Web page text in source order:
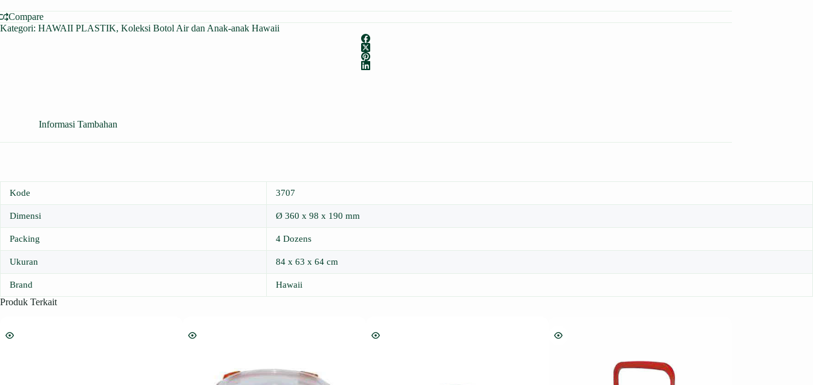
Compare
Kategori: HAWAII PLASTIK, Koleksi Botol Air dan Anak-anak Hawaii
Informasi Tambahan
Kode 3707
Dimensi Ø 360 x 98 x 190 mm
Packing 4 Dozens
Ukuran 84 x 63 x 64 cm
Brand Hawaii
Produk Terkait